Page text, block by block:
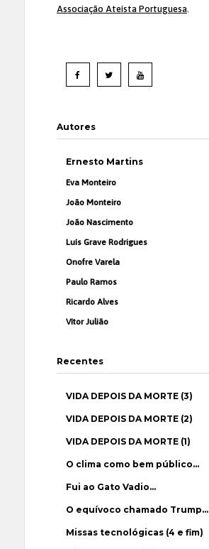
Associação Ateísta Portuguesa.
Autores
Ernesto Martins
Eva Monteiro
João Monteiro
João Nascimento
Luís Grave Rodrigues
Onofre Varela
Paulo Ramos
Ricardo Alves
Vítor Julião
Recentes
VIDA DEPOIS DA MORTE (3)
VIDA DEPOIS DA MORTE (2)
VIDA DEPOIS DA MORTE (1)
O clima como bem público…
Fui ao Gato Vadio…
O equívoco chamado Trump…
Missas tecnológicas (4 e fim)